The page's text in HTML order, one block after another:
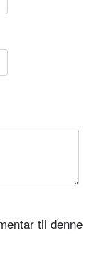
til denne